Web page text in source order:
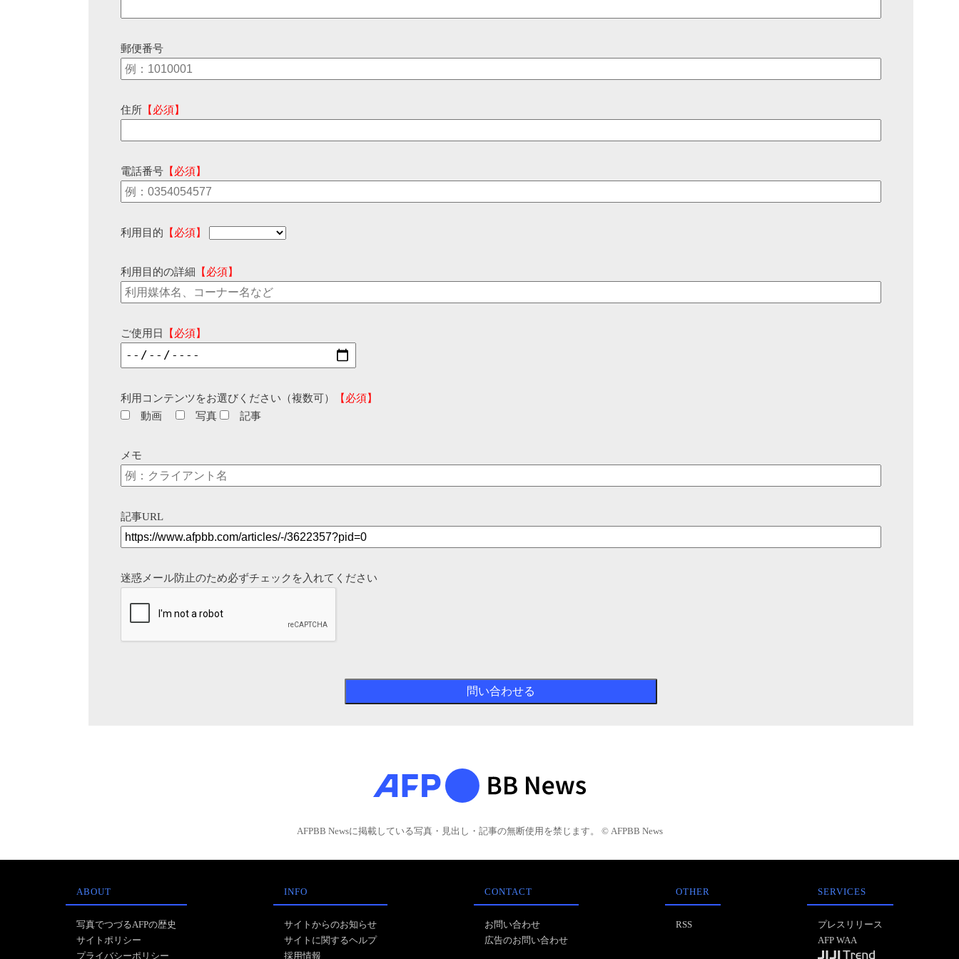
郵便番号
住所 【必須】
電話番号 【必須】
利用目的 【必須】
利用目的の詳細 【必須】
ご使用日 【必須】
利用コンテンツをお選びください（複数可）
【必須】
動画
写真 記事
メモ
記事URL
迷惑メール防止のため必ずチェックを入れてください
AFPBB Newsに掲載している写真・見出し・記事の無断使用を禁じます。 © AFPBB News
ABOUT
写真でつづるAFPの歴史
サイトポリシー
プライバシーポリシー
INFO
サイトからのお知らせ
サイトに関するヘルプ
採用情報
CONTACT
お問い合わせ
広告のお問い合わせ
OTHER
RSS
SERVICES
プレスリリース
AFP WAA